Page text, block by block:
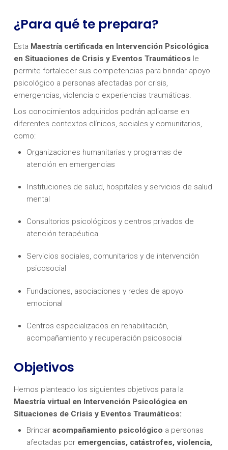
¿Para qué te prepara?
Esta Maestría certificada en Intervención Psicológica
en Situaciones de Crisis y Eventos Traumáticos le
permite fortalecer sus competencias para brindar apoyo
psicológico a personas afectadas por crisis,
emergencias, violencia o experiencias traumáticas.
Los conocimientos adquiridos podrán aplicarse en
diferentes contextos clínicos, sociales y comunitarios,
como:
Organizaciones humanitarias y programas de
atención en emergencias
Instituciones de salud, hospitales y servicios de salud
mental
Consultorios psicológicos y centros privados de
atención terapéutica
Servicios sociales, comunitarios y de intervención
psicosocial
Fundaciones, asociaciones y redes de apoyo
emocional
Centros especializados en rehabilitación,
acompañamiento y recuperación psicosocial
Objetivos
Hemos planteado los siguientes objetivos para la
Maestría virtual en Intervención Psicológica en
Situaciones de Crisis y Eventos Traumáticos:
Brindaracompañamiento psicológico a personas
afectadas por emergencias, catástrofes, violencia,